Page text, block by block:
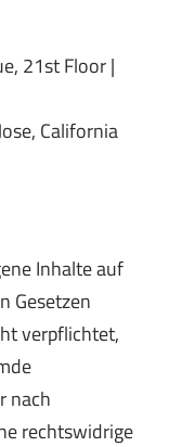
21st Floor |
California
Inhalte auf
Gesetzen
verpflichtet,
nach
rechtswidrige